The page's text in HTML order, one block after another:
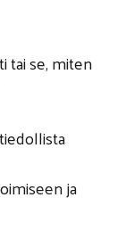
tai se, miten
ja